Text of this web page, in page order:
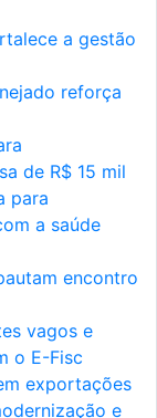
a gestão
reforça
de R$ 15 mil
para
a saúde
encontro
vagos e
o E-Fisc
exportações
e